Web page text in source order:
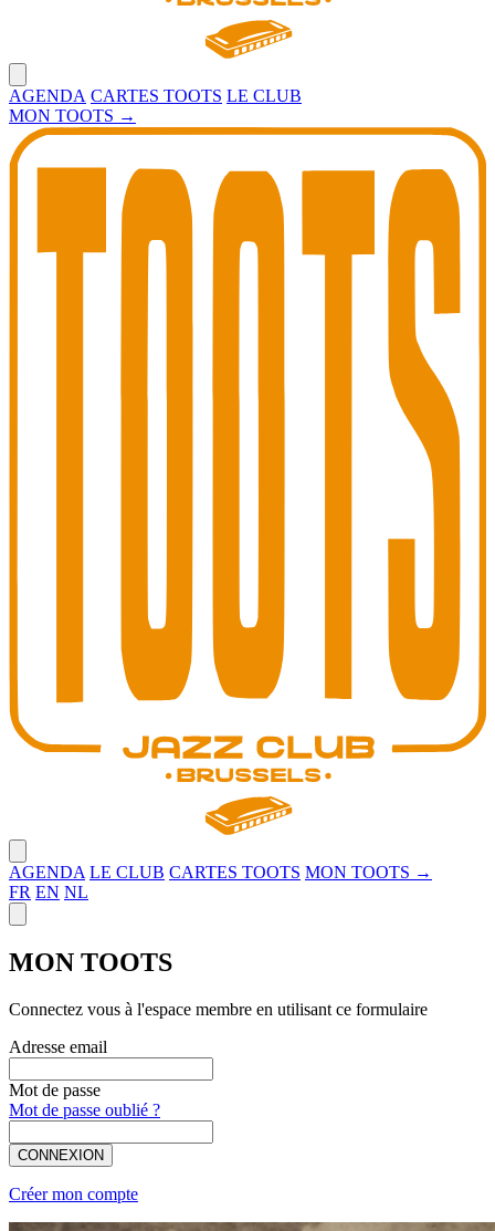
AGENDA CARTES TOOTS LE CLUB
MON TOOTS →
Toots Jazz Club
AGENDA LE CLUB CARTES TOOTS MON TOOTS →
FR EN NL
MON TOOTS
Connectez vous à l'espace membre en utilisant ce formulaire
Adresse email
Mot de passe
Mot de passe oublié ?
CONNEXION
Créer mon compte